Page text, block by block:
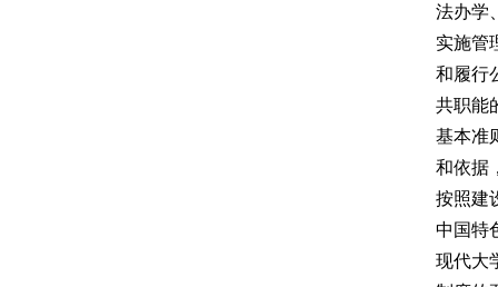
法办学、
实施管
和履行
共职能
基本准
和依据，
按照建
中国特
现代大